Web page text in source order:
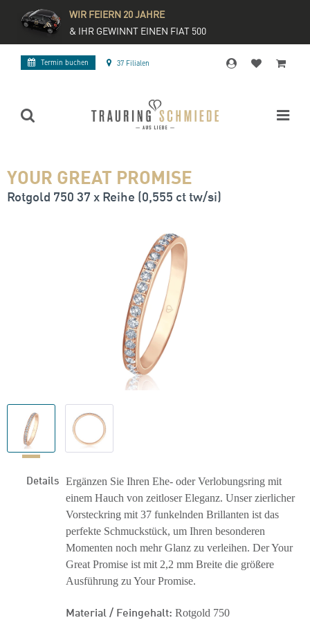
WIR FEIERN 20 JAHRE
& IHR GEWINNT EINEN FIAT 500
Termin buchen 37 Filialen
YOUR GREAT PROMISE
Rotgold 750 37 x Reihe (0,555 ct tw/si)
Details Ergänzen Sie Ihren Ehe- oder Verlobungsring mit
einem Hauch von zeitloser Eleganz. Unser zierlicher
Vorsteckring mit 37 funkelnden Brillanten ist das
perfekte Schmuckstück, um Ihren besonderen
Momenten noch mehr Glanz zu verleihen. Der Your
Great Promise ist mit 2,2 mm Breite die größere
Ausführung zu Your Promise.
Material / Feingehalt: Rotgold 750